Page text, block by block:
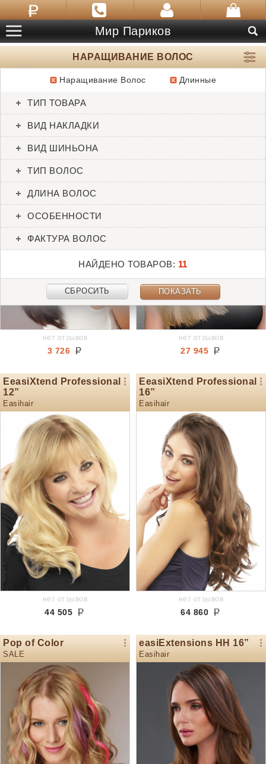
Мир Париков
НАРАЩИВАНИЕ ВОЛОС
Наращивание Волос Длинные
ТИП ТОВАРА
ВИД НАКЛАДКИ
ВИД ШИНЬОНА
ТИП ВОЛОС
ДЛИНА ВОЛОС
ОСОБЕННОСТИ
ФАКТУРА ВОЛОС
НАЙДЕНО ТОВАРОВ: 11
СБРОСИТЬ ПОКАЗАТЬ
2-in-1 Extension Wrap
нет отзывов
3 726
нет отзывов
27 945
EeasiXtend Professional
12”
Easihair
нет отзывов
44 505
EeasiXtend Professional
16”
Easihair
нет отзывов
64 860
Pop of Color
SALE
easiExtensions HH 16”
Easihair